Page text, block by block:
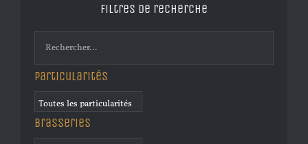
Filtres de recherche
Particularités
Brasseries